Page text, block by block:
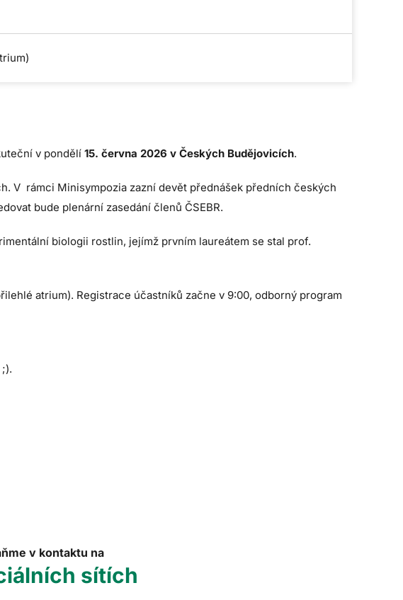
v pondělí 15. června 2026 v Českých Budějovicích.
V rámci Minisympozia zazní devět přednášek předních českých
bude plenární zasedání členů ČSEBR.
biologii rostlin, jejímž prvním laureátem se stal prof.
atrium). Registrace účastníků začne v 9:00, odborný program
v kontaktu na
sítích